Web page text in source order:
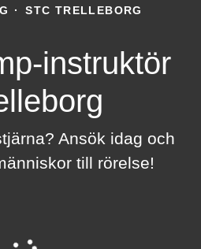
· STC TRELLEBORG
instruktör
Ansök idag och
till rörelse!